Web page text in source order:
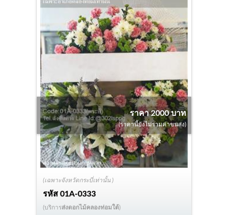
(เฉพาะจังหวัดกระบี่เท่านั้น )
รหัส01A-0333
ราคา 2000 บาท
(ราคานี้ยังไม่รวมค่าขนส่ง)
(บริการส่งดอกไม้คลองท่อมใต้)